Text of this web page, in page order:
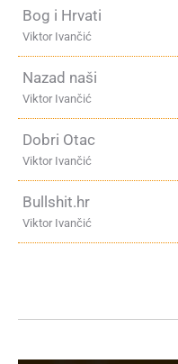
Bog i Hrvati
Viktor Ivančić
Nazad naši
Viktor Ivančić
Dobri Otac
Viktor Ivančić
Bullshit.hr
Viktor Ivančić